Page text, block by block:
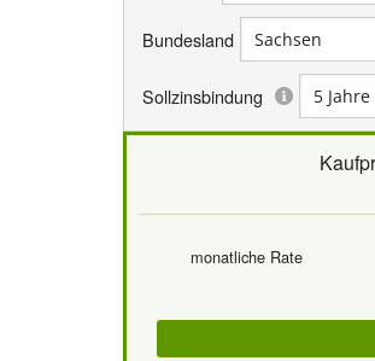
Bundesland
Sollzinsbindung
monatliche Rate